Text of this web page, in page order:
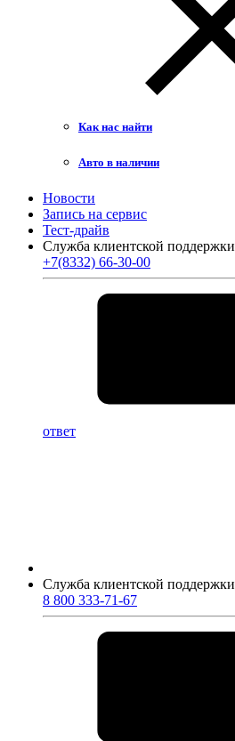
Как нас найти
Авто в наличии
Новости
Запись на сервис
Тест-драйв
Служба клиентской поддержки
+7(8332) 66-30-00
ответ
Служба клиентской поддержки
8 800 333-71-67